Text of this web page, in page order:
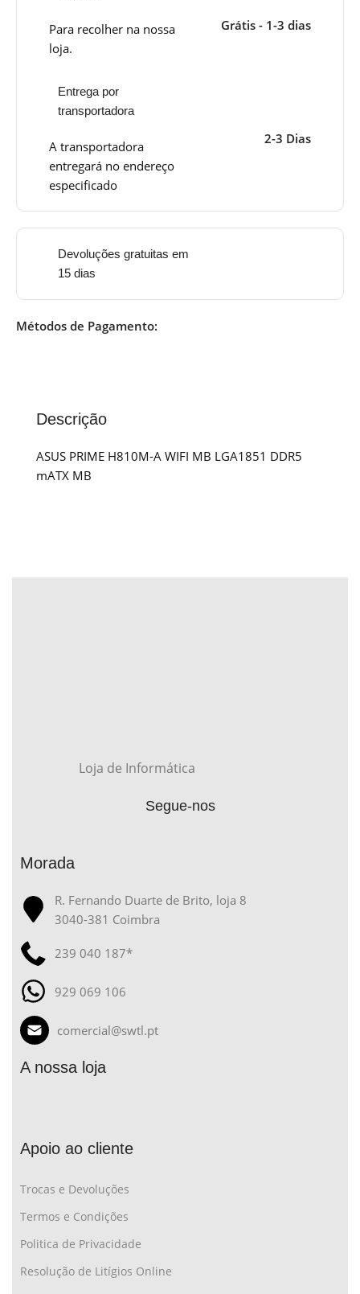
Para recolher na nossa
loja.
Grátis - 1-3 dias
Entrega por
transportadora
A transportadora
entregará no endereço
especificado
2-3 Dias
Devoluções gratuitas em
15 dias
Métodos de Pagamento:
Descrição
ASUS PRIME H810M-A WIFI MB LGA1851 DDR5
mATX MB
Loja de Informática
Segue-nos
Morada
R. Fernando Duarte de Brito, loja 8
3040-381 Coimbra
239 040 187*
929 069 106
comercial@swtl.pt
A nossa loja
Apoio ao cliente
Trocas e Devoluções
Termos e Condições
Politica de Privacidade
Resolução de Litígios Online